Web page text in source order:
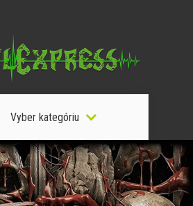
Vyber kategóriu